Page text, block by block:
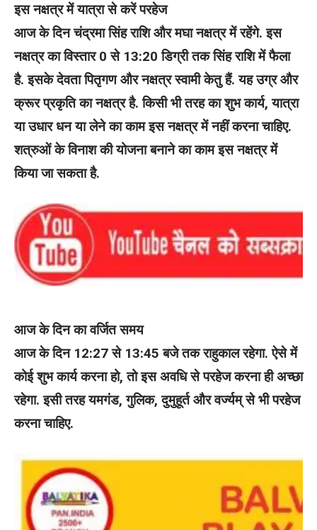
इस नक्षत्र में यात्रा से करें परहेज
आज के दिन चंद्रमा सिंह राशि और मघा नक्षत्र में रहेंगे. इस
नक्षत्र का विस्तार 0 से 13:20 डिग्री तक सिंह राशि में फैला
है. इसके देवता पितृगण और नक्षत्र स्वामी केतु हैं. यह उग्र और
क्रूर प्रकृति का नक्षत्र है. किसी भी तरह का शुभ कार्य, यात्रा
या उधार धन या लेने का काम इस नक्षत्र में नहीं करना चाहिए.
शत्रुओं के विनाश की योजना बनाने का काम इस नक्षत्र में
किया जा सकता है.
आज के दिन का वर्जित समय
आज के दिन 12:27 से 13:45 बजे तक राहुकाल रहेगा. ऐसे में
कोई शुभ कार्य करना हो, तो इस अवधि से परहेज करना ही अच्छा
रहेगा. इसी तरह यमगंड, गुलिक, दुमुहूर्त और वर्ज्यम् से भी परहेज
करना चाहिए.